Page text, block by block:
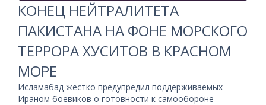
КОНЕЦ НЕЙТРАЛИТЕТА
ПАКИСТАНА НА ФОНЕ МОРСКОГО
ТЕРРОРА ХУСИТОВ В КРАСНОМ
МОРЕ
Исламабад жестко предупредил поддерживаемых
Ираном боевиков о готовности к самообороне